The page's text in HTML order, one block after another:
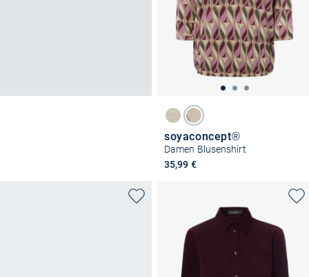
soyaconcept®
Damen Blusenshirt
35,99 €